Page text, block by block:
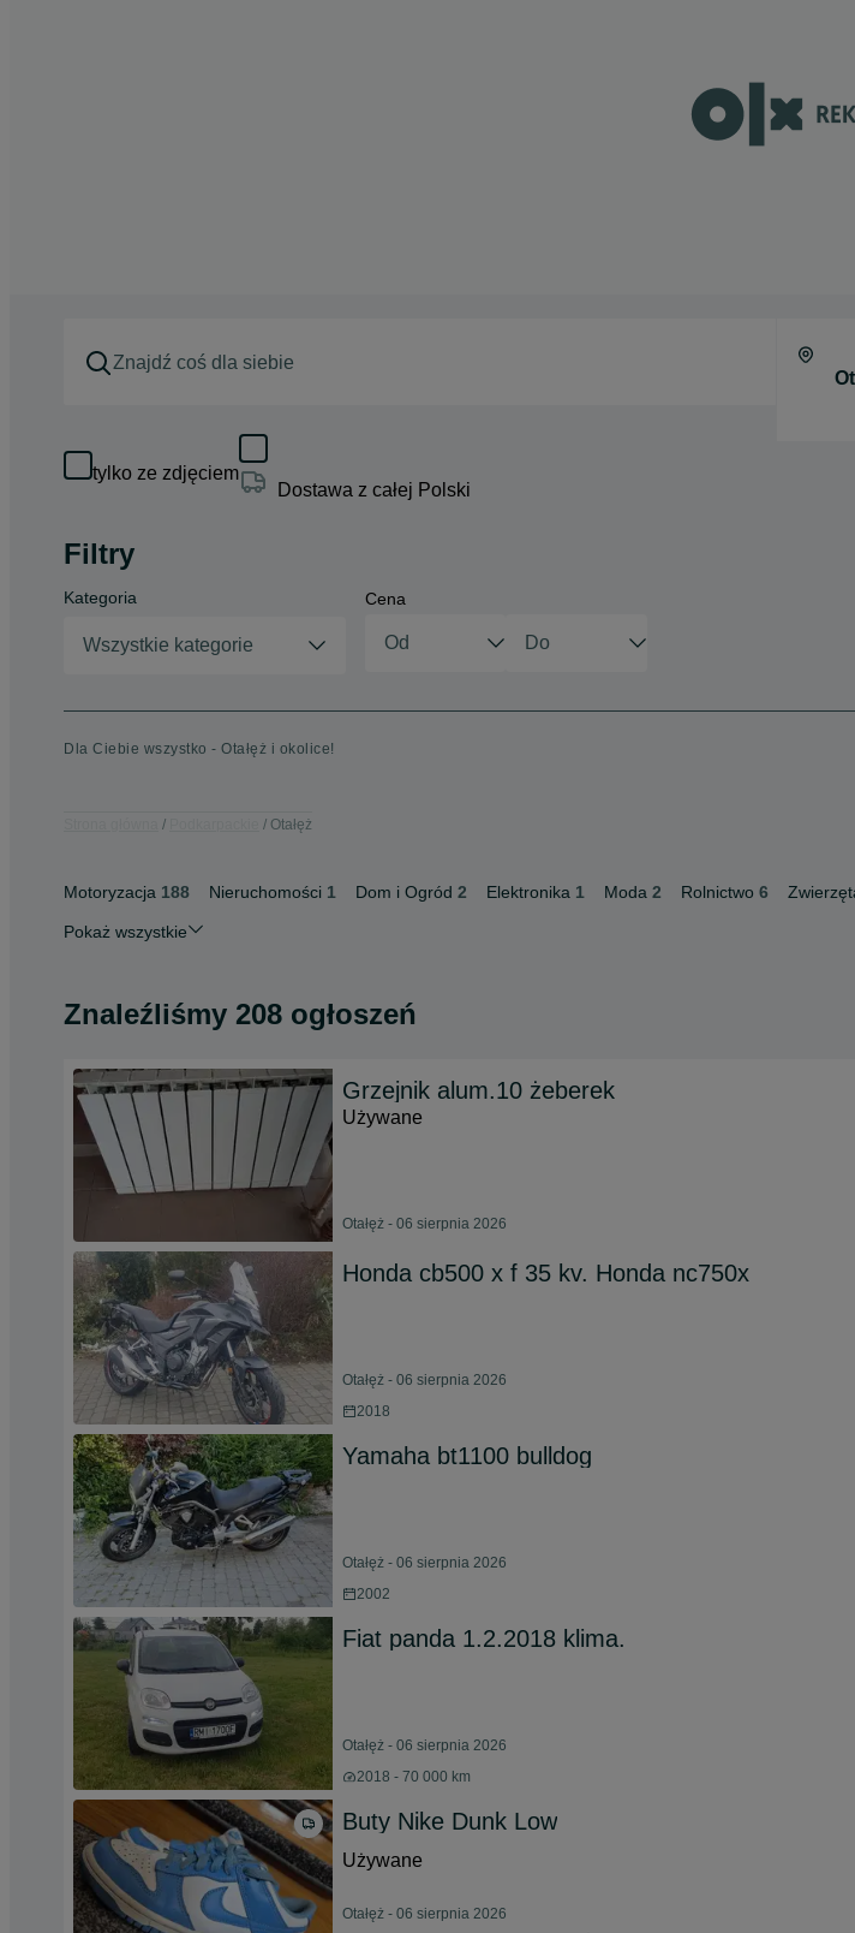
tylko ze zdjęciem
Dostawa z całej Polski
Filtry
Kategoria
Wszystkie kategorie
Cena
Dla Ciebie wszystko - Otałęż i okolice!
Otałęż
Motoryzacja 188 Nieruchomości 1 Dom i Ogród 2 Elektronika 1 Moda 2 Rolnictwo 6
Pokaż wszystkie
Znaleźliśmy 208 ogłoszeń
Grzejnik alum.10 żeberek
Używane
Otałęż - 06 sierpnia 2026
Honda cb500 x f 35 kv. Honda nc750x
Otałęż - 06 sierpnia 2026
2018
Yamaha bt1100 bulldog
Otałęż - 06 sierpnia 2026
2002
Fiat panda 1.2.2018 klima.
Otałęż - 06 sierpnia 2026
2018 - 70 000 km
Buty Nike Dunk Low
Używane
Otałęż - 06 sierpnia 2026